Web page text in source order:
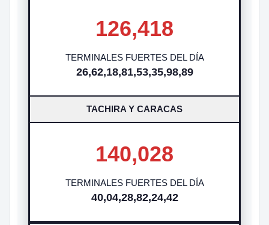
126,418
TERMINALES FUERTES DEL DÍA
26,62,18,81,53,35,98,89
TACHIRA Y CARACAS
140,028
TERMINALES FUERTES DEL DÍA
40,04,28,82,24,42